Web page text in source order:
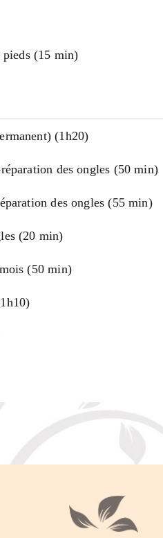
pieds (15 min)
(1h20)
des ongles (50 min)
des ongles (55 min)
(20 min)
(50 min)